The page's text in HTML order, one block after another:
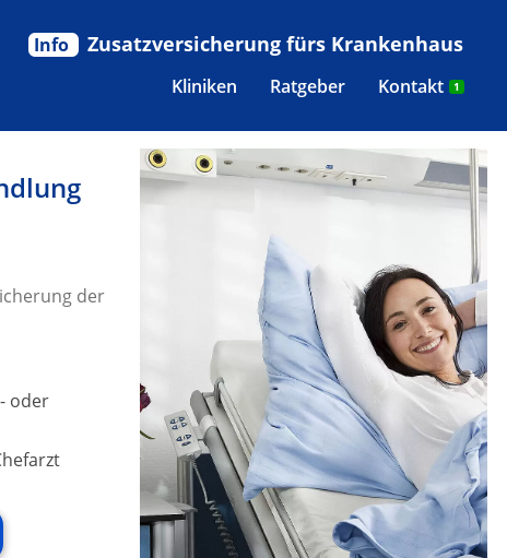
Kliniken
Ratgeber Kontakt 1
Info Zusatzversicherung fürs Krankenhaus
der
oder